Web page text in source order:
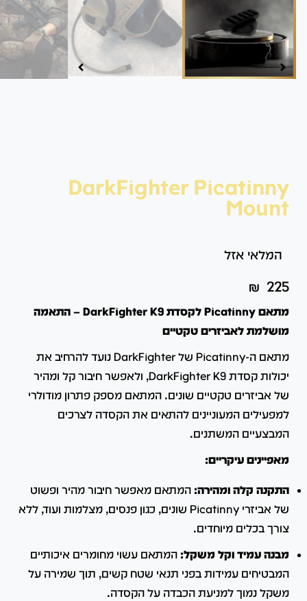
DarkFighter Picatinny
Mount
המלאי אזל
₪ 225
מתאם Picatinny לקסדת DarkFighter K9 – התאמה
מושלמת לאביזרים טקטיים
מתאם ה-Picatinny של DarkFighter נועד להרחיב את
יכולות קסדת DarkFighter K9, ולאפשר חיבור קל ומהיר
של אביזרים טקטיים שונים. המתאם מספק פתרון מודולרי
למפעילים המעוניינים להתאים את הקסדה לצרכים
המבצעיים המשתנים.
מאפיינים עיקריים:
התקנה קלה ומהירה: המתאם מאפשר חיבור מהיר ופשוט
של אביזרי Picatinny שונים, כגון פנסים, מצלמות ועוד, ללא
צורך בכלים מיוחדים.
מבנה עמיד וקל משקל: המתאם עשוי מחומרים איכותיים
המבטיחים עמידות בפני תנאי שטח קשים, תוך שמירה על
משקל נמוך למניעת הכבדה על הקסדה.